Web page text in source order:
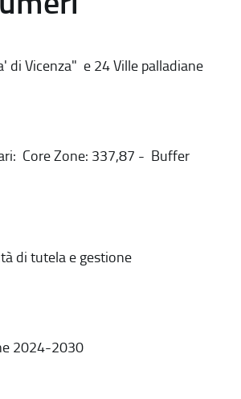
di Vicenza" e 24 Ville palladiane
Core Zone: 337,87 - Buffer
di tutela e gestione
2024-2030